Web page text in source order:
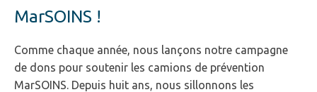
MarSOINS !
Comme chaque année, nous lançons notre campagne
de dons pour soutenir les camions de prévention
MarSOINS. Depuis huit ans, nous sillonnons les